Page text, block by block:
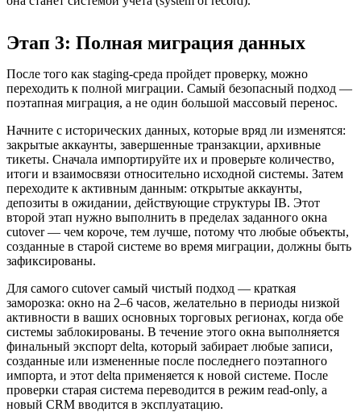
Этап 3: Полная миграция данных
После того как staging-среда пройдет проверку, можно
переходить к полной миграции. Самый безопасный подход —
поэтапная миграция, а не один большой массовый перенос.
Начните с исторических данных, которые вряд ли изменятся:
закрытые аккаунты, завершенные транзакции, архивные
тикеты. Сначала импортируйте их и проверьте количество,
итоги и взаимосвязи относительно исходной системы. Затем
переходите к активным данным: открытые аккаунты,
депозиты в ожидании, действующие структуры IB. Этот
второй этап нужно выполнить в пределах заданного окна
cutover — чем короче, тем лучше, потому что любые объекты,
созданные в старой системе во время миграции, должны быть
зафиксированы.
Для самого cutover самый чистый подход — краткая
заморозка: окно на 2–6 часов, желательно в периоды низкой
активности в ваших основных торговых регионах, когда обе
системы заблокированы. В течение этого окна выполняется
финальный экспорт delta, который забирает любые записи,
созданные или измененные после последнего поэтапного
импорта, и этот delta применяется к новой системе. После
проверки старая система переводится в режим read-only, а
новый CRM вводится в эксплуатацию.